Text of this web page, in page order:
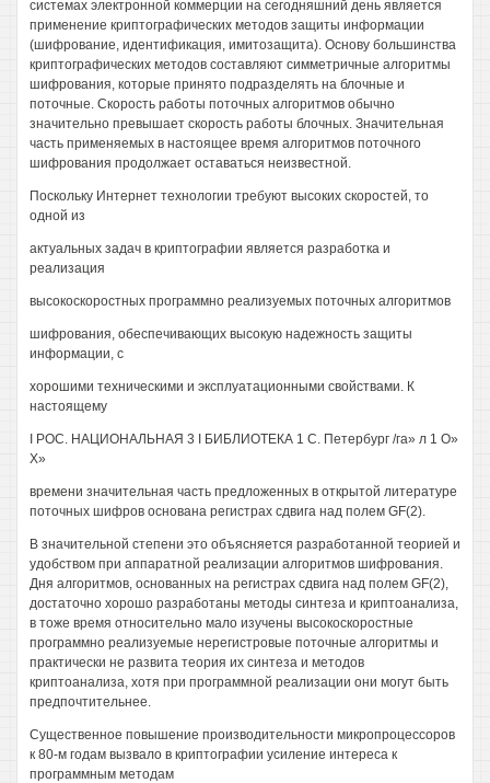
системах электронной коммерции на сегодняшний день является
применение криптографических методов защиты информации
(шифрование, идентификация, имитозащита). Основу большинства
криптографических методов составляют симметричные алгоритмы
шифрования, которые принято подразделять на блочные и
поточные. Скорость работы поточных алгоритмов обычно
значительно превышает скорость работы блочных. Значительная
часть применяемых в настоящее время алгоритмов поточного
шифрования продолжает оставаться неизвестной.
Поскольку Интернет технологии требуют высоких скоростей, то
одной из
актуальных задач в криптографии является разработка и
реализация
высокоскоростных программно реализуемых поточных алгоритмов
шифрования, обеспечивающих высокую надежность защиты
информации, с
хорошими техническими и эксплуатационными свойствами. К
настоящему
I РОС. НАЦИОНАЛЬНАЯ 3 I БИБЛИОТЕКА 1 С. Петербург /га» л 1 О»
X»
времени значительная часть предложенных в открытой литературе
поточных шифров основана регистрах сдвига над полем GF(2).
В значительной степени это объясняется разработанной теорией и
удобством при аппаратной реализации алгоритмов шифрования.
Дня алгоритмов, основанных на регистрах сдвига над полем GF(2),
достаточно хорошо разработаны методы синтеза и криптоанализа,
в тоже время относительно мало изучены высокоскоростные
программно реализуемые нерегистровые поточные алгоритмы и
практически не развита теория их синтеза и методов
криптоанализа, хотя при программной реализации они могут быть
предпочтительнее.
Существенное повышение производительности микропроцессоров
к 80-м годам вызвало в криптографии усиление интереса к
программным методам